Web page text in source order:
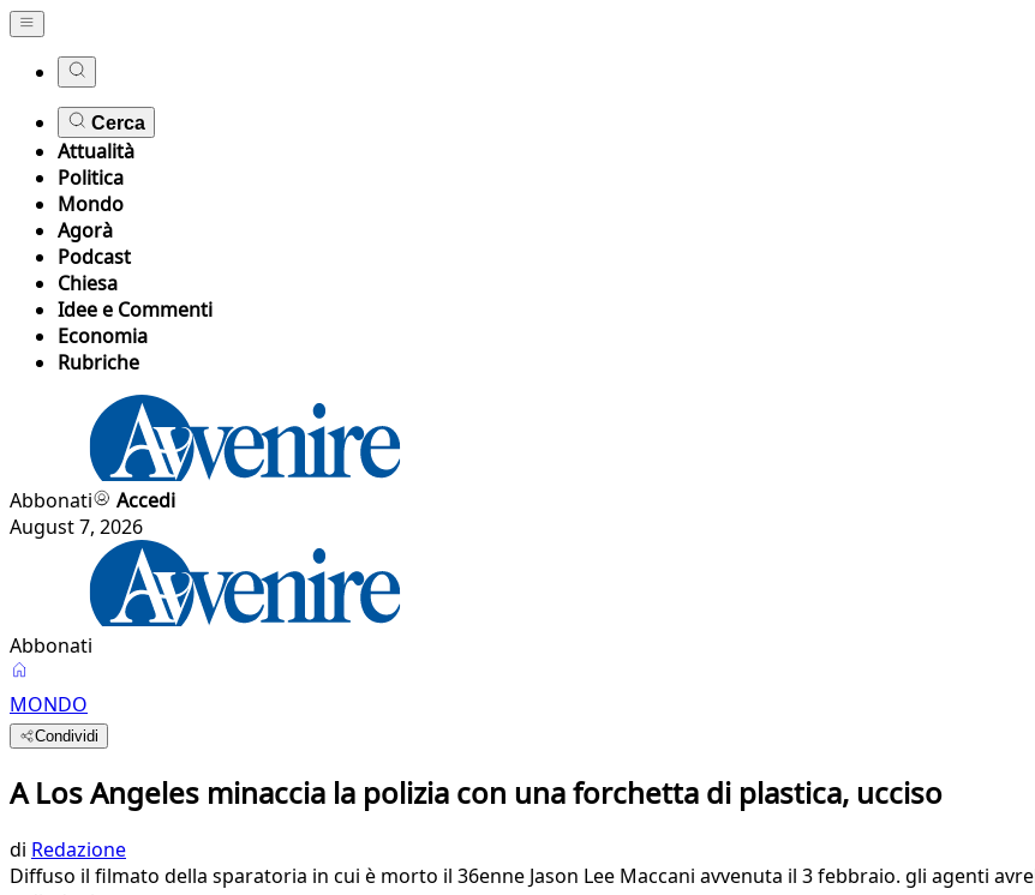
Cerca
Attualità
Politica
Mondo
Agorà
Podcast
Chiesa
Idee e Commenti
Economia
Rubriche
Abbonati
Accedi
August 7, 2026
Abbonati
MONDO
Condividi
A Los Angeles minaccia la polizia con una forchetta di plastica, ucciso
di Redazione
Diffuso il filmato della sparatoria in cui è morto il 36enne Jason Lee Maccani avvenuta il 3 febbraio. gli agenti